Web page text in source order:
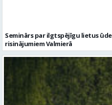
Seminārs par ilgtspējīgu lietus
risinājumiem Valmierā